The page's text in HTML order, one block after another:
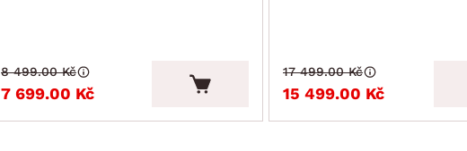
7 699.00 Kč
8 499.00 Kč
15 499.00 Kč
17 499.00 Kč